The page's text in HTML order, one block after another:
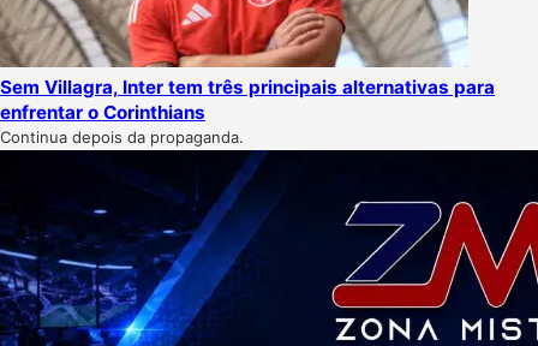
Sem Villagra, Inter tem três principais alternativas para
enfrentar o Corinthians
Continua depois da propaganda.